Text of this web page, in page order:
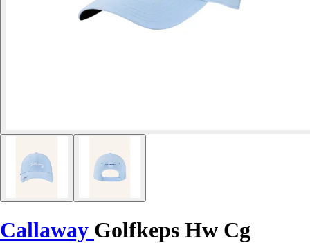
Callaway Golfkeps Hw Cg